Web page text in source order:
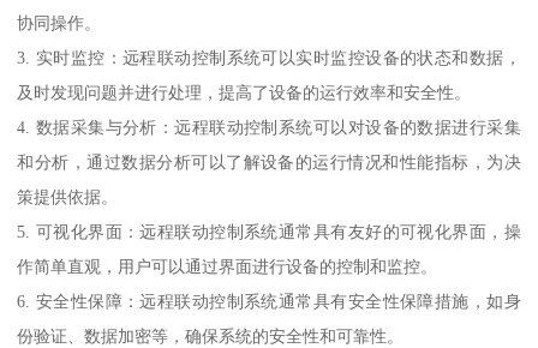
协同操作。
3. 实时监控：远程联动控制系统可以实时监控设备的状态和数据，
及时发现问题并进行处理，提高了设备的运行效率和安全性。
4. 数据采集与分析：远程联动控制系统可以对设备的数据进行采集
和分析，通过数据分析可以了解设备的运行情况和性能指标，为决
策提供依据。
5. 可视化界面：远程联动控制系统通常具有友好的可视化界面，操
作简单直观，用户可以通过界面进行设备的控制和监控。
6. 安全性保障：远程联动控制系统通常具有安全性保障措施，如身
份验证、数据加密等，确保系统的安全性和可靠性。